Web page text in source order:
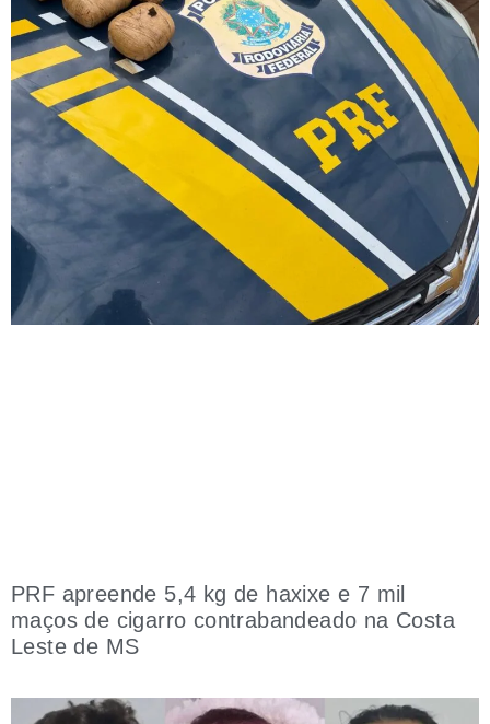
PRF apreende 5,4 kg de haxixe e 7 mil
maços de cigarro contrabandeado na Costa
Leste de MS